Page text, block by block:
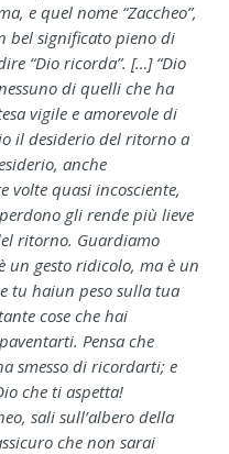
e quel nome “Zaccheo”,
bel significato pieno di
“Dio ricorda”. […] “Dio
di quelli che ha
vigile e amorevole di
il desiderio del ritorno a
anche
volte quasi incosciente,
gli rende più lieve
ritorno. Guardiamo
un gesto ridicolo, ma è un
tu haiun peso sulla tua
cose che hai
Pensa che
smesso di ricordarti; e
che ti aspetta!
sali sull’albero della
che non sarai